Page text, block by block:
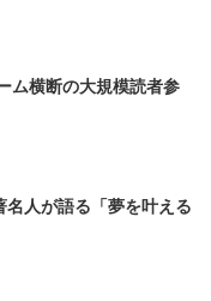
ム横断の大規模読者参
人が語る「夢を叶える